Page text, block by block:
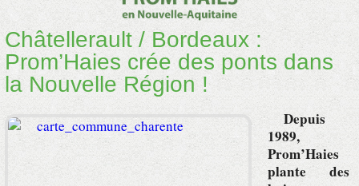
Châtellerault / Bordeaux :
Prom’Haies crée des ponts dans
la Nouvelle Région !
Depuis
1989,
Prom’Haies
plante des